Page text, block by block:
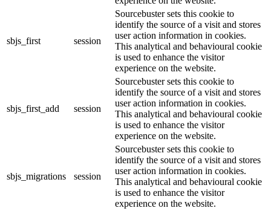
sbjs_first session
Sourcebuster sets this cookie to
identify the source of a visit and stores
user action information in cookies.
This analytical and behavioural cookie
is used to enhance the visitor
experience on the website.
sbjs_first_add session
Sourcebuster sets this cookie to
identify the source of a visit and stores
user action information in cookies.
This analytical and behavioural cookie
is used to enhance the visitor
experience on the website.
sbjs_migrations session
Sourcebuster sets this cookie to
identify the source of a visit and stores
user action information in cookies.
This analytical and behavioural cookie
is used to enhance the visitor
experience on the website.